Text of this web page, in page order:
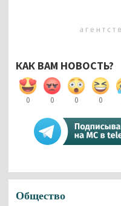
КАК ВАМ НОВОСТЬ?
0 0 0 0
Общество